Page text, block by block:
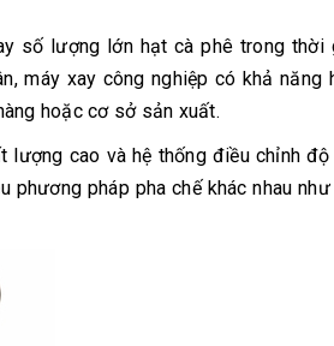
số lượng lớn hạt cà phê trong thời
máy xay công nghiệp có khả năng
hoặc cơ sở sản xuất.
lượng cao và hệ thống điều chỉnh độ
phương pháp pha chế khác nhau như
phê nguyên
ngon
10/06/2026